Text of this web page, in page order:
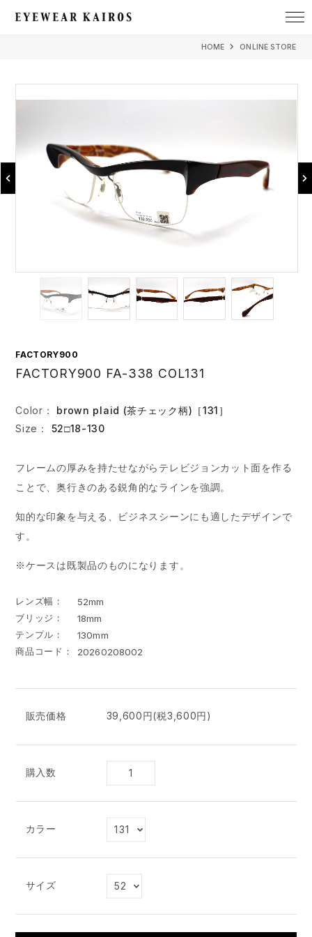
HOME ONLINE STORE
FACTORY900
FACTORY900 FA-338 COL131
Color： brown plaid (茶チェック柄)［131］
Size： 52□18-130
フレームの厚みを持たせながらテレビジョンカット面を作る
ことで、奥行きのある鋭角的なラインを強調。
知的な印象を与える、ビジネスシーンにも適したデザインで
す。
※ケースは既製品のものになります。
レンズ幅
52mm
ブリッジ
18mm
テンプル
130mm
商品コード
20260208002
販売価格 39,600円(税3,600円)
購入数
カラー
サイズ